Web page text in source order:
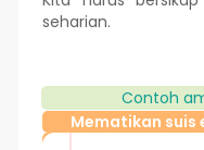
seharian.
Contoh
Mematikan suis